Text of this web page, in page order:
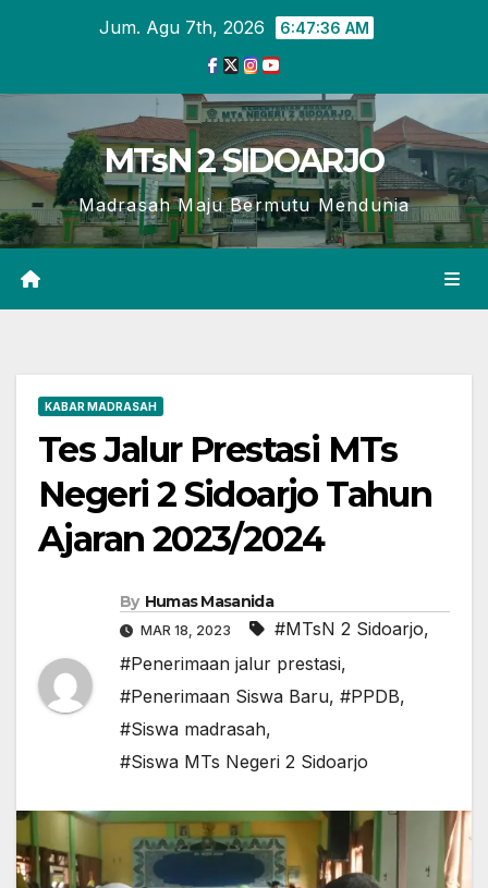
Jum. Agu 7th, 2026 6:47:37 AM
MTsN 2 SIDOARJO
Madrasah Maju Bermutu Mendunia
KABAR MADRASAH
Tes Jalur Prestasi MTs
Negeri 2 Sidoarjo Tahun
Ajaran 2023/2024
By Humas Masanida
MAR 18, 2023 #MTsN 2 Sidoarjo,
#Penerimaan jalur prestasi,
#Penerimaan Siswa Baru, #PPDB,
#Siswa madrasah,
#Siswa MTs Negeri 2 Sidoarjo